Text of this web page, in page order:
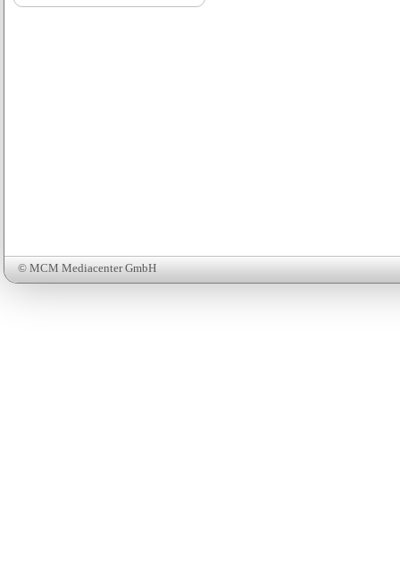
© MCM Mediacenter GmbH